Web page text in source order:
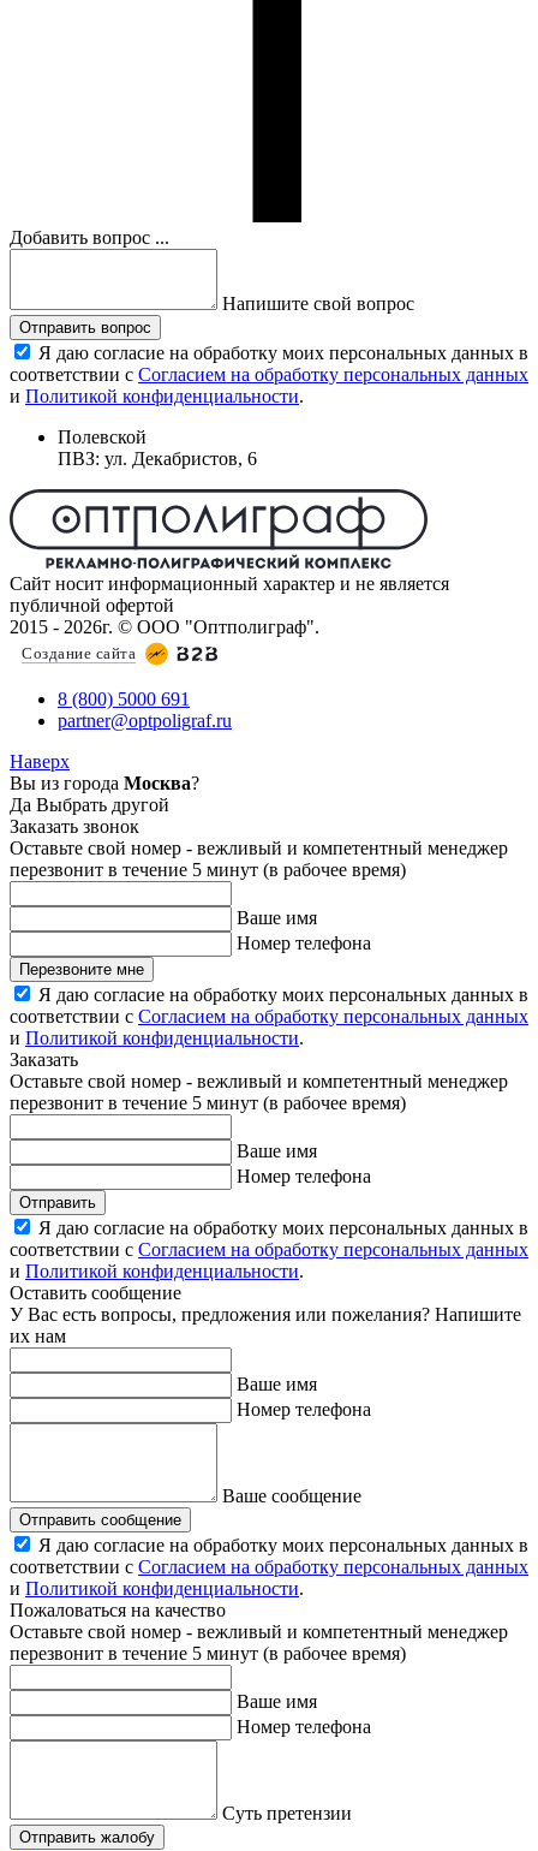
Добавить вопрос ...
Напишите свой вопрос
Отправить вопрос
Я даю согласие на обработку моих персональных данных в
соответствии с Согласием на обработку персональных данных
и Политикой конфиденциальности.
Полевской
ПВЗ: ул. Декабристов, 6
Сайт носит информационный характер и не является
публичной офертой
2015 - 2026г. © ООО "Оптполиграф".
Создание сайта
8 (800) 5000 691
partner@optpoligraf.ru
Наверх
Вы из города Москва?
Да Выбрать другой
Заказать звонок
Оставьте свой номер - вежливый и компетентный менеджер
перезвонит в течение 5 минут (в рабочее время)
Ваше имя
Номер телефона
Перезвоните мне
Я даю согласие на обработку моих персональных данных в
соответствии с Согласием на обработку персональных данных
и Политикой конфиденциальности.
Заказать
Оставьте свой номер - вежливый и компетентный менеджер
перезвонит в течение 5 минут (в рабочее время)
Ваше имя
Номер телефона
Отправить
Я даю согласие на обработку моих персональных данных в
соответствии с Согласием на обработку персональных данных
и Политикой конфиденциальности.
Оставить сообщение
У Вас есть вопросы, предложения или пожелания? Напишите
их нам
Ваше имя
Номер телефона
Ваше сообщение
Отправить сообщение
Я даю согласие на обработку моих персональных данных в
соответствии с Согласием на обработку персональных данных
и Политикой конфиденциальности.
Пожаловаться на качество
Оставьте свой номер - вежливый и компетентный менеджер
перезвонит в течение 5 минут (в рабочее время)
Ваше имя
Номер телефона
Суть претензии
Отправить жалобу